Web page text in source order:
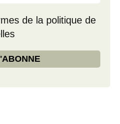
de la politique de